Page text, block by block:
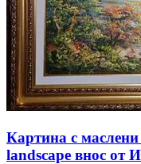
Картина с
landscape внос от